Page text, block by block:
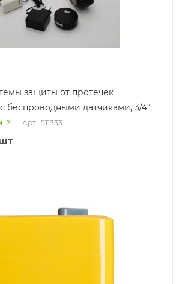
защиты от протечек
беспроводными датчиками, 3/4"
2 Арт.: 511333